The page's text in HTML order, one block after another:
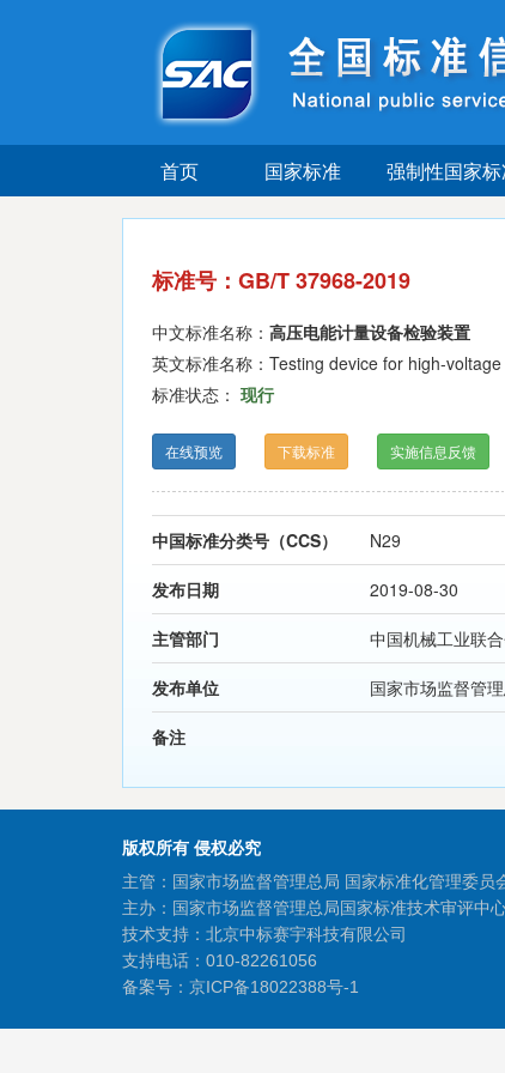
首页 国家标准 强制性国家
标准号：GB/T 37968-2019
中文标准名称： 高压电能计量设备检验装置
英文标准名称：Testing device for high-
标准状态： 现行
在线预览 下载标准 实施信息反馈
中国标准分类号（CCS） N29
发布日期 2019-08-30
主管部门 中国机械工业联
发布单位 国家市场监督管
备注
版权所有 侵权必究
主管：国家市场监督管理总局 国家标准化管理委员
主办：国家市场监督管理总局国家标准技术审评中
技术支持：北京中标赛宇科技有限公司
支持电话：010-82261056
备案号： 京ICP备18022388号-1